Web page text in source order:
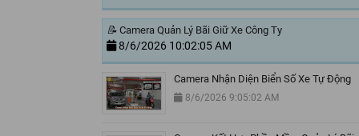
📝 Camera Quản Lý Bãi Giữ Xe Công Ty
8/6/2026 10:02:05 AM
Camera Nhận Diện Biển Số Xe Tự Động
8/6/2026 9:05:02 AM